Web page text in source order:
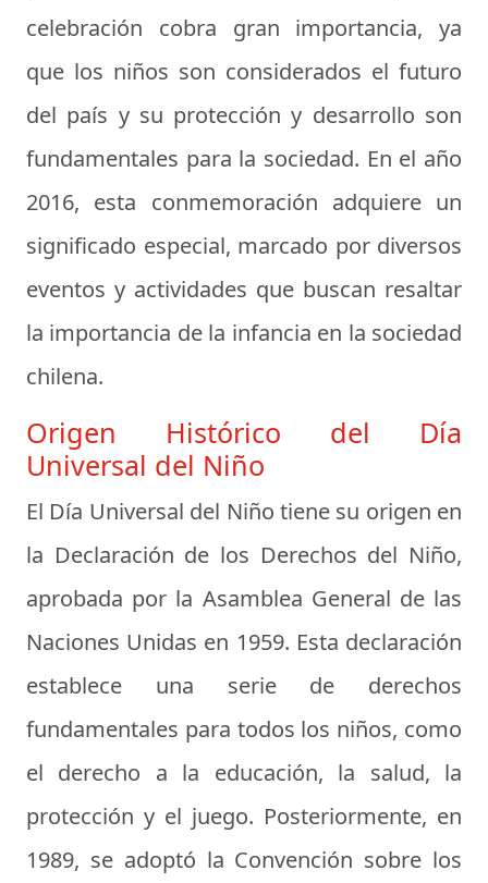
celebración cobra gran importancia, ya
que los niños son considerados el futuro
del país y su protección y desarrollo son
fundamentales para la sociedad. En el año
2016, esta conmemoración adquiere un
significado especial, marcado por diversos
eventos y actividades que buscan resaltar
la importancia de la infancia en la sociedad
chilena.
Origen Histórico del Día
Universal del Niño
El Día Universal del Niño tiene su origen en
la Declaración de los Derechos del Niño,
aprobada por la Asamblea General de las
Naciones Unidas en 1959. Esta declaración
establece una serie de derechos
fundamentales para todos los niños, como
el derecho a la educación, la salud, la
protección y el juego. Posteriormente, en
1989, se adoptó la Convención sobre los